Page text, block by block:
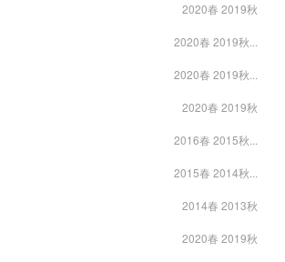
2020春 2019秋
2020春 2019秋...
2020春 2019秋...
2020春 2019秋
2016春 2015秋...
2015春 2014秋...
2014春 2013秋
2020春 2019秋